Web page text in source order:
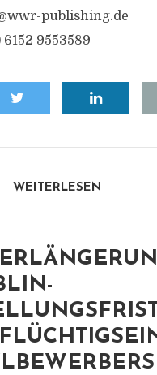
publishing.de
9553589
WEITERLESEN